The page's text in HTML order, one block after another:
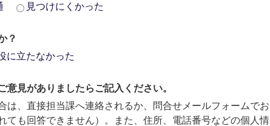
見つけにくかった
？
に立たなかった
意見がありましたらご記入ください。
は、直接担当課へ連絡されるか、問合せメールフォームでお
ても回答できません）。また、住所、電話番号などの個人情